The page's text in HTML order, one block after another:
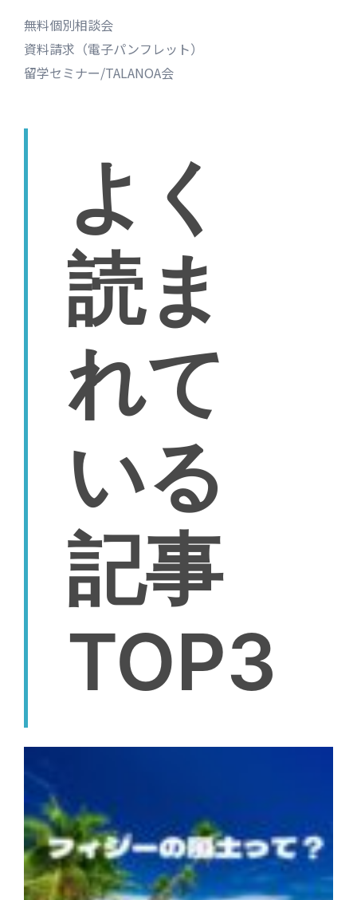
無料個別相談会
資料請求（電子パンフレット）
留学セミナー/TALANOA会
よく
読ま
れて
いる
記事
TOP3